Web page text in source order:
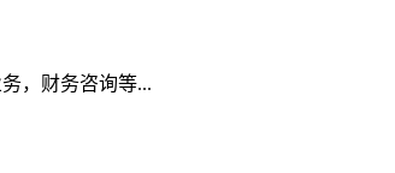
，财务咨询等...